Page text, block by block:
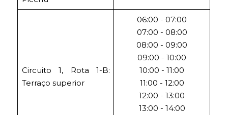
Circuito 1, Rota 1-B:
Terraço superior
06:00 - 07:00
07:00 - 08:00
08:00 - 09:00
09:00 - 10:00
10:00 - 11:00
11:00 - 12:00
12:00 - 13:00
13:00 - 14:00